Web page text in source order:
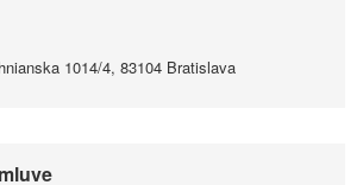
1014/4, 83104 Bratislava